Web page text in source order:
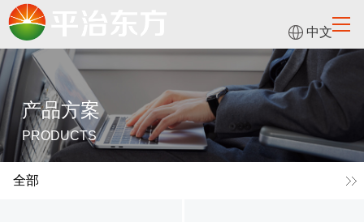
中文
产品方案
PRODUCTS
全部